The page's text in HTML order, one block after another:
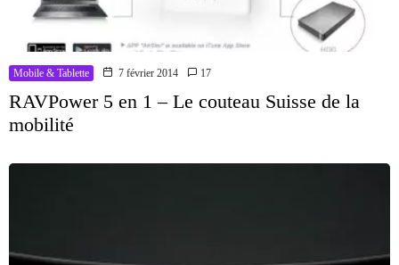
Mobile & Tablette 7 février 2014 17
RAVPower 5 en 1 – Le couteau Suisse de la
mobilité